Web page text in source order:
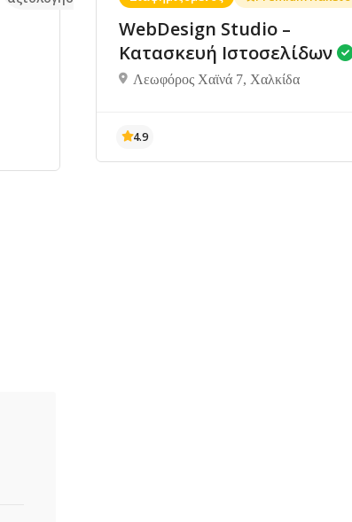
Ροβιές,Μαντουδίου
340 05
WebDesign Studio –
Κατασκευή Ιστοσελίδων
Λεωφόρος Χαϊνά 7, Χαλκίδα